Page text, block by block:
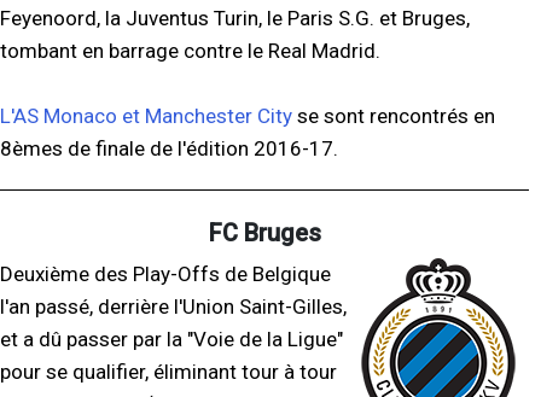
Feyenoord, la Juventus Turin, le Paris S.G. et Bruges,
tombant en barrage contre le Real Madrid.
L'AS Monaco et Manchester City se sont rencontrés en
8èmes de finale de l'édition 2016-17.
FC Bruges
Deuxième des Play-Offs de Belgique
l'an passé, derrière l'Union Saint-Gilles,
et a dû passer par la "Voie de la Ligue"
pour se qualifier, éliminant tour à tour